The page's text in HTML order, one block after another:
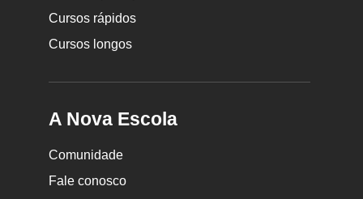
Cursos rápidos
Cursos longos
A Nova Escola
Comunidade
Fale conosco